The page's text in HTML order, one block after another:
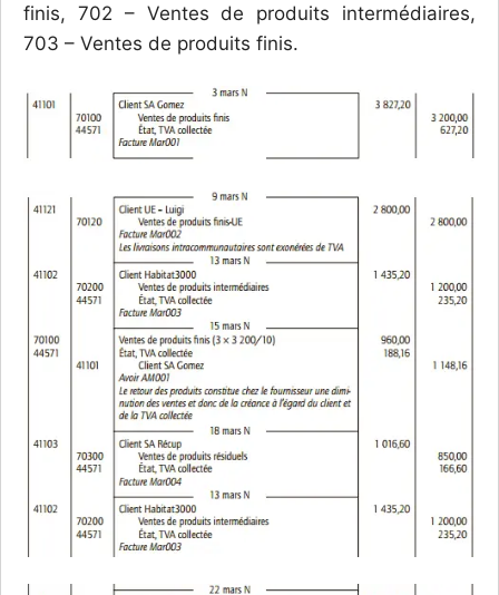
finis, 702 – Ventes de produits intermédiaires,
703 – Ventes de produits finis.